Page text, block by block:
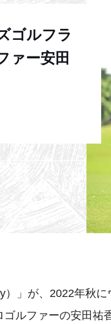
ゴルフラ
ァー安田
」が、2022年秋
ルファーの安田祐